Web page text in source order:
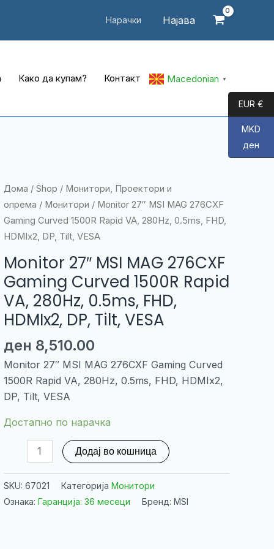
Нарачки Најава
Како да купам? Контакт Macedonian ▼
Дома / Shop / Монитори, Проектори и
опрема / Монитори / Monitor 27″ MSI MAG 276CXF
Gaming Curved 1500R Rapid VA, 280Hz, 0.5ms, FHD,
HDMIx2, DP, Tilt, VESA
Monitor 27″ MSI MAG 276CXF
Gaming Curved 1500R Rapid
VA, 280Hz, 0.5ms, FHD,
HDMIx2, DP, Tilt, VESA
ден 8,510.00
Monitor 27″ MSI MAG 276CXF Gaming Curved
1500R Rapid VA, 280Hz, 0.5ms, FHD, HDMIx2,
DP, Tilt, VESA
Достапно по нарачка
Monitor
Додај во кошница
SKU: 67021 Категорија Монитори
Ознака: Гаранција: 36 месеци Бренд: MSI
EUR €
MKD
ден